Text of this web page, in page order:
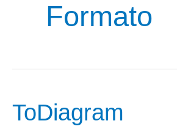
Formato
ToDiagram
ToDiagram